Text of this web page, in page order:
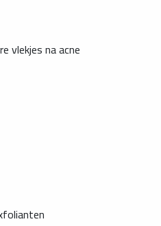
vlekjes na acne